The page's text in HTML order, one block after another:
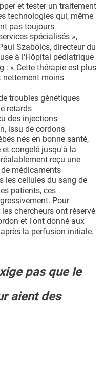
et tester un traitement
technologies qui, même
pas toujours
spécialisés »,
Szabolcs, directeur du
à l'Hôpital pédiatrique
: « Cette thérapie est plus
nettement moins
troubles génétiques
retards
des injections
issu de cordons
nés en bonne santé,
congelé jusqu'à la
reçu une
médicaments
les cellules du sang de
patients, ces
Pour
chercheurs ont réservé
et l'ont donné aux
la perfusion initiale.
pas que le
aient des